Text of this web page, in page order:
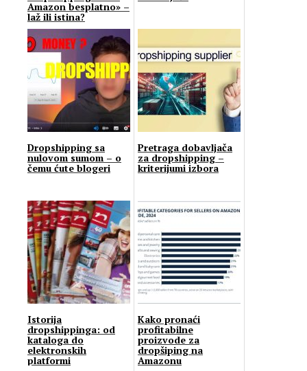
Amazon besplatno» –
laž ili istina?
Dropshipping sa
nulovom sumom – o
čemu ćute blogeri
Pretraga dobavljača
za dropshipping –
kriterijumi izbora
Istorija
dropshippinga: od
kataloga do
elektronskih
platformi
Kako pronaći
profitabilne
proizvode za
dropšiping na
Amazonu